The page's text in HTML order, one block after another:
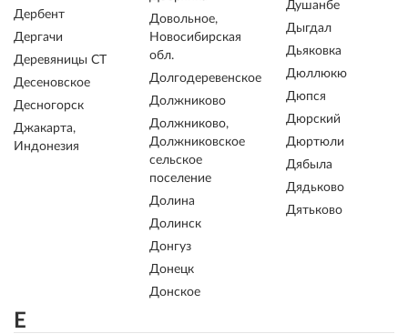
Дербент
Дергачи
Деревяницы СТ
Десеновское
Десногорск
Джакарта,
Индонезия
Довольное,
Новосибирская
обл.
Долгодеревенское
Должниково
Должниково,
Должниковское
сельское
поселение
Долина
Долинск
Донгуз
Донецк
Донское
Душанбе
Дыгдал
Дьяковка
Дюллюкю
Дюпся
Дюрский
Дюртюли
Дябыла
Дядьково
Дятьково
Е